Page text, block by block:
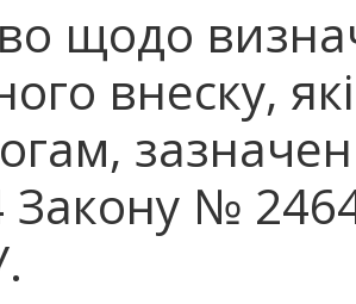
щодо
внеску,
Закону №